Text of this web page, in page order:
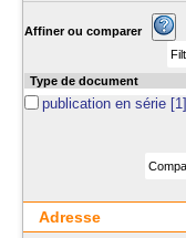
Affiner ou comparer
Type de document
publication en série [1]
Adresse